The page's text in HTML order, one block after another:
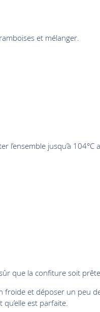
et mélanger.
l’ensemble jusqu’à
que la confiture soit
et déposer un peu
qu’elle est parfaite.